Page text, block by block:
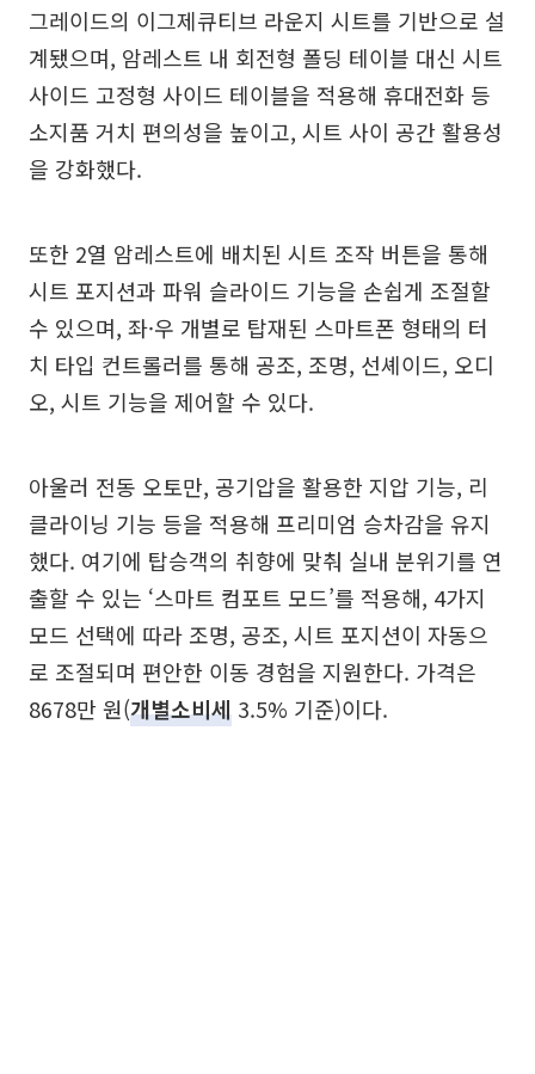
그레이드의 이그제큐티브 라운지 시트를 기반으로 설
계됐으며, 암레스트 내 회전형 폴딩 테이블 대신 시트
사이드 고정형 사이드 테이블을 적용해 휴대전화 등
소지품 거치 편의성을 높이고, 시트 사이 공간 활용성
을 강화했다.
또한 2열 암레스트에 배치된 시트 조작 버튼을 통해
시트 포지션과 파워 슬라이드 기능을 손쉽게 조절할
수 있으며, 좌·우 개별로 탑재된 스마트폰 형태의 터
치 타입 컨트롤러를 통해 공조, 조명, 선셰이드, 오디
오, 시트 기능을 제어할 수 있다.
아울러 전동 오토만, 공기압을 활용한 지압 기능, 리
클라이닝 기능 등을 적용해 프리미엄 승차감을 유지
했다. 여기에 탑승객의 취향에 맞춰 실내 분위기를 연
출할 수 있는 ‘스마트 컴포트 모드’를 적용해, 4가지
모드 선택에 따라 조명, 공조, 시트 포지션이 자동으
로 조절되며 편안한 이동 경험을 지원한다. 가격은
8678만 원(개별소비세 3.5% 기준)이다.